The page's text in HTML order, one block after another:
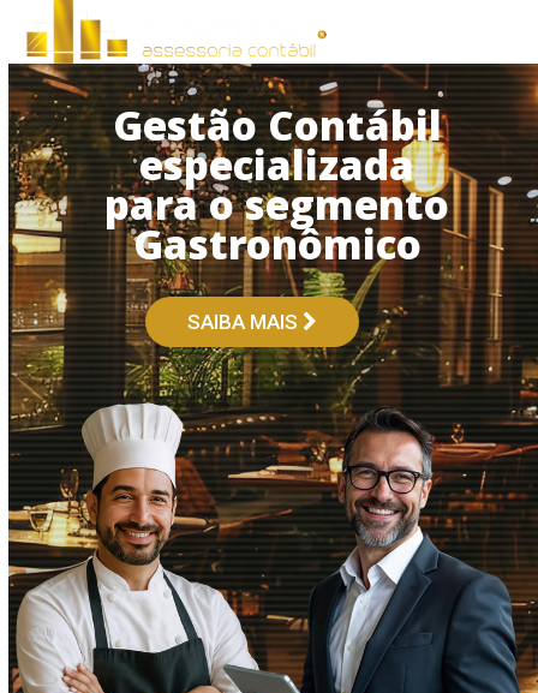
content
Open
mobile
menu
Close
mobile
menu
Gestão Contábil
especializada
para o segmento
Gastronômico
SAIBA MAIS